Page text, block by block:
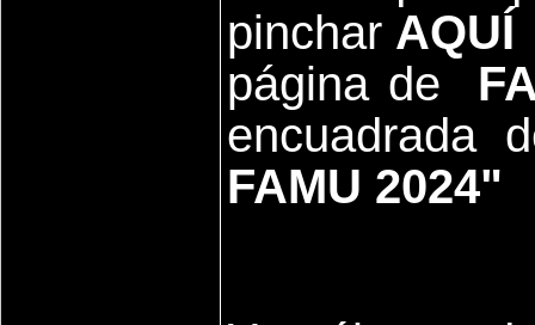
pinchar AQUÍ
página de
FAMU 2024"